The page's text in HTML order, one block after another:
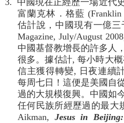
3. 中國現在正經歷一場近代
富蘭克林．格藍 (Franklin
估計說，中國現有一億
Magazine, July/August
中國基督教增長的許多人
很多。據估計, 每小時大
信主獲得轉變, 日夜連續
每周七日！這便是美國自
過的大規模復興。中國如
任何民族所經歷過的最大
Aikman, Jesus in